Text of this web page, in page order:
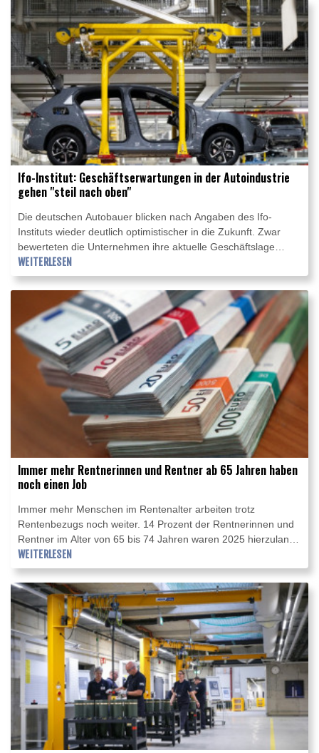
Gespräche der Industrie- und Handelskammern (IHKs) mit
Gründungsinteressierten nahm dem Report zufolge 2025
gegenüber dem Vorjahr um mehr als 20.000 auf gut 171.000
zu.
Ifo-Institut: Geschäftserwartungen in der Autoindustrie
gehen "steil nach oben"
Die deutschen Autobauer blicken nach Angaben des Ifo-
Instituts wieder deutlich optimistischer in die Zukunft. Zwar
bewerteten die Unternehmen ihre aktuelle Geschäftslage
"weiterhin so schlecht wie im Vormonat und planen, weitere
Stellen abzubauen", erklärte das Forschungsinstitut am
Mittwoch in München. Bei den Geschäftserwartungen jedoch
gehe es "weiter steil nach oben".
WEITERLESEN
Immer mehr Rentnerinnen und Rentner ab 65 Jahren haben
noch einen Job
Immer mehr Menschen im Rentenalter arbeiten trotz
Rentenbezugs noch weiter. 14 Prozent der Rentnerinnen und
Rentner im Alter von 65 bis 74 Jahren waren 2025 hierzulande
erwerbstätig und damit ein Prozentpunkt mehr als im Jahr
zuvor, wie das Statistische Bundesamt in Wiesbaden am
Mittwoch mitteilte. In der Regel arbeiteten sie demnach mit
reduzierter Arbeitszeit.
WEITERLESEN